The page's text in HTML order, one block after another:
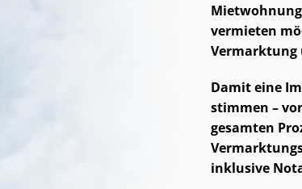
vermieten
Vermarktung
Damit eine
stimmen –
gesamten
inklusive